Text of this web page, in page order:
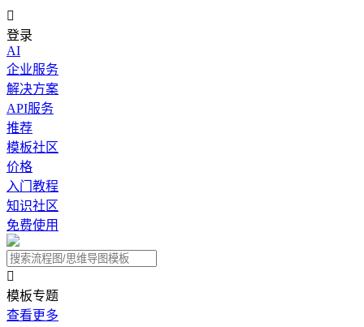

登录
AI
企业服务
解决方案
API服务
推荐
模板社区
价格
入门教程
知识社区
免费使用

模板专题
查看更多